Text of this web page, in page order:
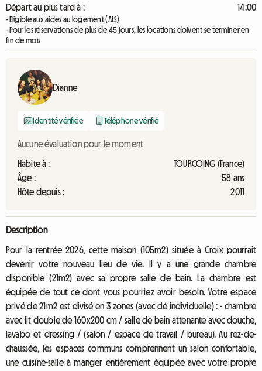
Départ au plus tard à :
14:00
- Eligible aux aides au logement (ALS)
- Pour les réservations de plus de 45 jours, les locations doivent se terminer en
fin de mois
Dianne
Identité vérifiée Téléphone vérifié
Aucune évaluation pour le moment
Habite à :
TOURCOING (France)
Âge :
58 ans
Hôte depuis :
2011
Description
Pour la rentrée 2026, cette maison (105m2) située à Croix pourrait
devenir votre nouveau lieu de vie. Il y a une grande chambre
disponible (21m2) avec sa propre salle de bain. La chambre est
équipée de tout ce dont vous pourriez avoir besoin. Votre espace
privé de 21m2 est divisé en 3 zones (avec clé individuelle) : - chambre
avec lit double de 160x200 cm / salle de bain attenante avec douche,
lavabo et dressing / (salon / espace de travail / bureau). Au rez-de-
chaussée, les espaces communs comprennent un salon confortable,
une cuisine-salle à manger entièrement équipée avec votre propre